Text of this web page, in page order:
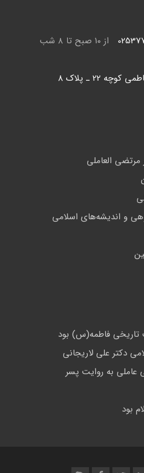
از ۱۰ صبح تا ۸ شب
22 ـ پلاک 8
العاملی
و اندیشه‌های اسلامی
تاریخی فاطمه(س) بود
دكتر على لاريجانى
عاملی به روایت پسر
بود